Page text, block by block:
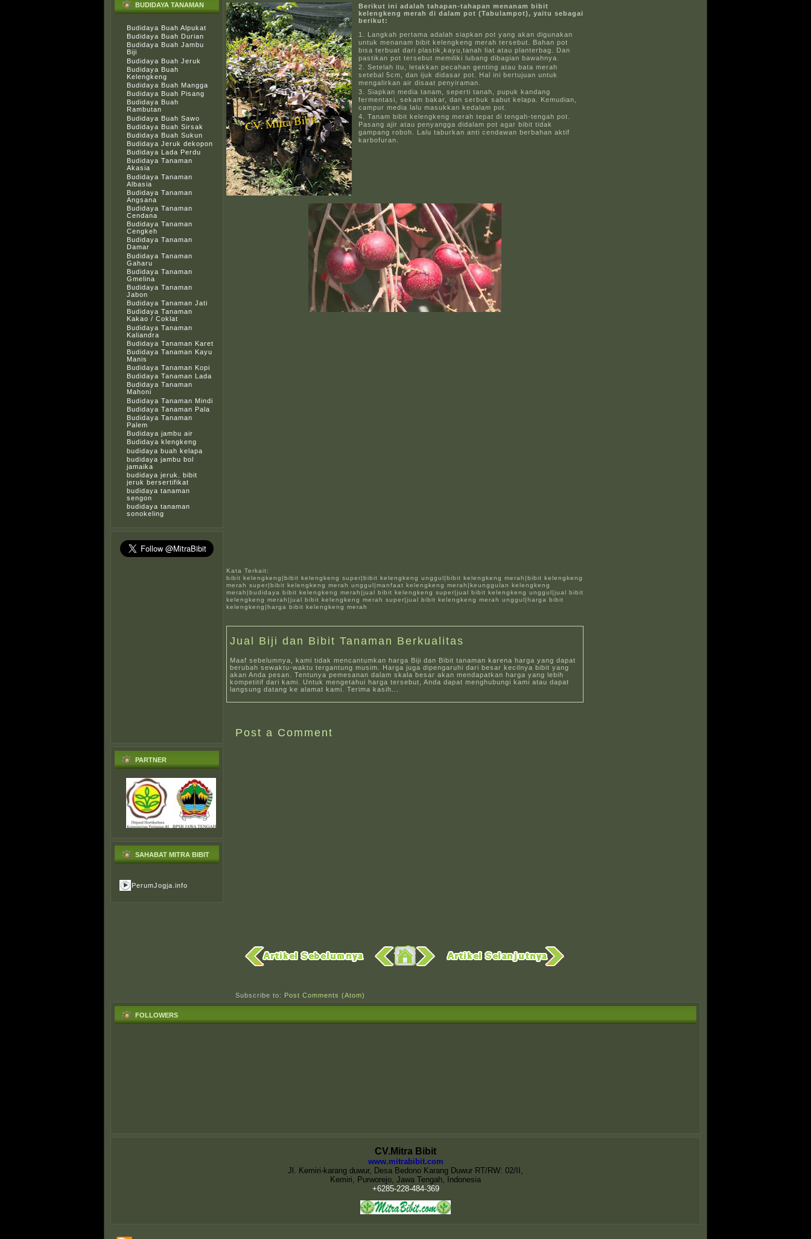
BUDIDAYA TANAMAN
Budidaya Buah Alpukat
Budidaya Buah Durian
Budidaya Buah Jambu
Biji
Budidaya Buah Jeruk
Budidaya Buah
Kelengkeng
Budidaya Buah Mangga
Budidaya Buah Pisang
Budidaya Buah
Rambutan
Budidaya Buah Sawo
Budidaya Buah Sirsak
Budidaya Buah Sukun
Budidaya Jeruk dekopon
Budidaya Lada Perdu
Budidaya Tanaman
Akasia
Budidaya Tanaman
Albasia
Budidaya Tanaman
Angsana
Budidaya Tanaman
Cendana
Budidaya Tanaman
Cengkeh
Budidaya Tanaman
Damar
Budidaya Tanaman
Gaharu
Budidaya Tanaman
Gmelina
Budidaya Tanaman
Jabon
Budidaya Tanaman Jati
Budidaya Tanaman
Kakao / Coklat
Budidaya Tanaman
Kaliandra
Budidaya Tanaman Karet
Budidaya Tanaman Kayu
Manis
Budidaya Tanaman Kopi
Budidaya Tanaman Lada
Budidaya Tanaman
Mahoni
Budidaya Tanaman Mindi
Budidaya Tanaman Pala
Budidaya Tanaman
Palem
Budidaya jambu air
Budidaya klengkeng
budidaya buah kelapa
budidaya jambu bol
jamaika
budidaya jeruk. bibit
jeruk bersertifikat
budidaya tanaman
sengon
budidaya tanaman
sonokeling
PARTNER
SAHABAT MITRA BIBIT
PerumJogja.info
Berikut ini adalah tahapan-tahapan menanam bibit
kelengkeng merah di dalam pot (Tabulampot), yaitu sebagai
berikut:
Langkah pertama adalah siapkan pot yang akan digunakan
untuk menanam bibit kelengkeng merah tersebut. Bahan pot
bisa terbuat dari plastik,kayu,tanah liat atau planterbag. Dan
pastikan pot tersebut memiliki lubang dibagian bawahnya.
Setelah itu, letakkan pecahan genting atau bata merah
setebal 5cm, dan ijuk didasar pot. Hal ini bertujuan untuk
mengalirkan air disaat penyiraman.
Siapkan media tanam, seperti tanah, pupuk kandang
fermentasi, sekam bakar, dan serbuk sabut kelapa. Kemudian,
campur media lalu masukkan kedalam pot.
Tanam bibit kelengkeng merah tepat di tengah-tengah pot.
Pasang ajir atau penyangga didalam pot agar bibit tidak
gampang roboh. Lalu taburkan anti cendawan berbahan aktif
karbofuran.
Kata Terkait:
bibit kelengkeng|bibit kelengkeng super|bibit kelengkeng unggul|bibit kelengkeng merah|bibit kelengkeng
merah super|bibit kelengkeng merah unggul|manfaat kelengkeng merah|keunggulan kelengkeng
merah|budidaya bibit kelengkeng merah|jual bibit kelengkeng super|jual bibit kelengkeng unggul|jual bibit
kelengkeng merah|jual bibit kelengkeng merah super|jual bibit kelengkeng merah unggul|harga bibit
kelengkeng|harga bibit kelengkeng merah
Jual Biji dan Bibit Tanaman Berkualitas
Maaf sebelumnya, kami tidak mencantumkan harga Biji dan Bibit tanaman karena harga yang dapat
berubah sewaktu-waktu tergantung musim. Harga juga dipengaruhi dari besar kecilnya bibit yang
akan Anda pesan. Tentunya pemesanan dalam skala besar akan mendapatkan harga yang lebih
kompetitif dari kami. Untuk mengetahui harga tersebut, Anda dapat menghubungi kami atau dapat
langsung datang ke alamat kami. Terima kasih...
Post a Comment
Subscribe to: Post Comments (Atom)
FOLLOWERS
CV.Mitra Bibit
www.mitrabibit.com
Jl. Kemiri-karang duwur, Desa Bedono Karang Duwur RT/RW: 02/II,
Kemiri, Purworejo, Jawa Tengah, Indonesia
+6285-228-484-369